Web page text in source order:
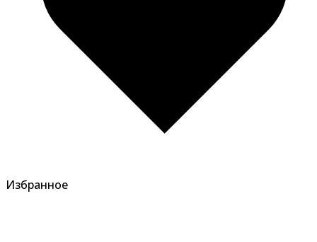
Избранное